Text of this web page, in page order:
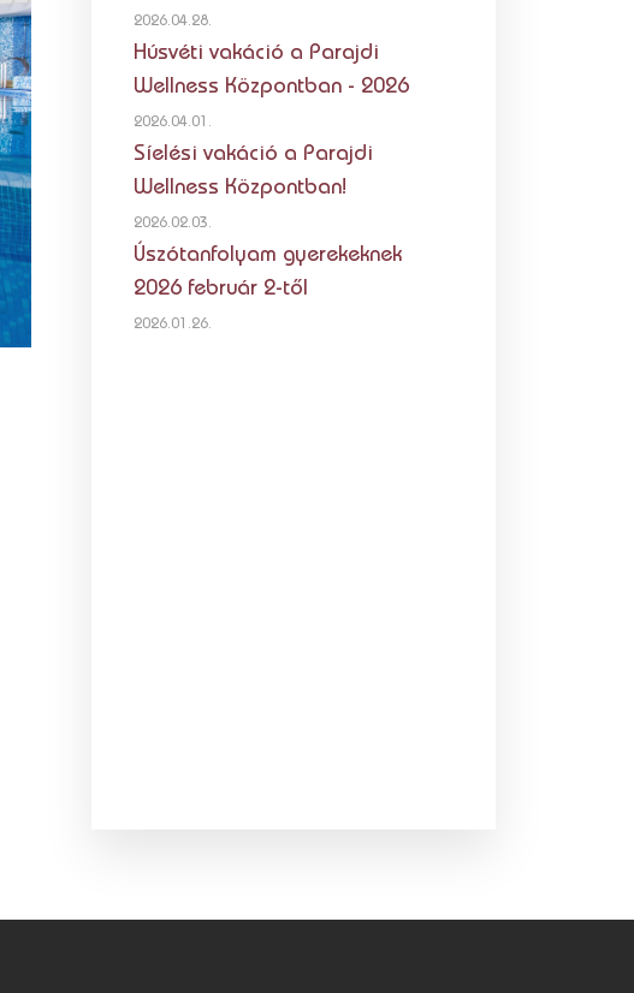
2026.04.28.
Húsvéti vakáció a Parajdi
Wellness Központban - 2026
2026.04.01.
Síelési vakáció a Parajdi
Wellness Központban!
2026.02.03.
Úszótanfolyam gyerekeknek
2026 február 2-től
2026.01.26.